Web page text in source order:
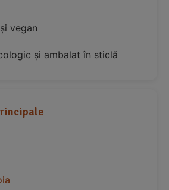
vegan
și ambalat în sticlă